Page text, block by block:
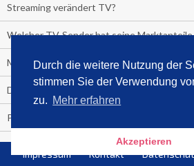
Durch die weitere Nutzung der
stimmen Sie der Verwendung
zu. Mehr erfahren
Akzeptieren
Streaming verändert TV?
Welcher TV-Sender hat seine
Michelle for President!
Das gruseligste Buch aller Zeiten
Promi-Biografien
Kerkeling erhält Spitzenfeder für
Impressum Kontakt